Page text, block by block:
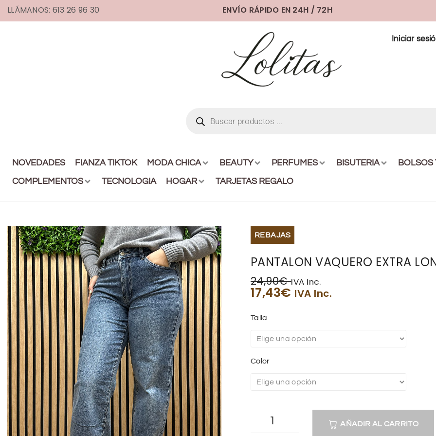
LLÁMANOS: 613 26 96 30 ENVÍO RÁPIDO EN 24H / 72H
Iniciar
NOVEDADES FIANZA TIKTOK MODA CHICA BEAUTY PERFUMES BISUTERIA
BOLSOS
COMPLEMENTOS
TECNOLOGIA HOGAR TARJETAS REGALO
REBAJAS
PANTALON VAQUERO EXTRA
24,90€ IVA Inc.
17,43€ IVA Inc.
Talla
Color
AÑADIR AL CARRITO